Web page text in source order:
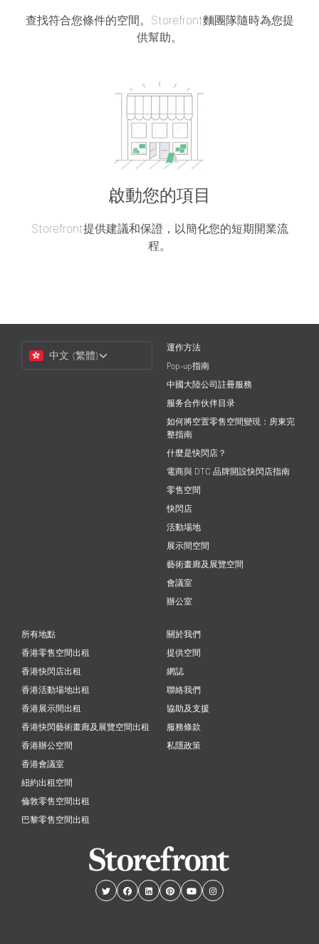
查找符合您條件的空間。Storefront麵團隊隨時為您提
供幫助。
啟動您的項目
Storefront提供建議和保證，以簡化您的短期開業流
程。
Language
中文 (繁體)
運作方法
Pop-up指南
中國大陸公司註冊服務
服务合作伙伴目录
如何將空置零售空間變現：房東完
整指南
什麼是快閃店？
電商與 DTC 品牌開設快閃店指南
零售空間
快閃店
活動場地
展示間空間
藝術畫廊及展覽空間
會議室
辦公室
所有地點
香港零售空間出租
香港快閃店出租
香港活動場地出租
香港展示間出租
香港快閃藝術畫廊及展覽空間出租
香港辦公空間
香港會議室
紐約出租空間
倫敦零售空間出租
巴黎零售空間出租
關於我們
提供空間
網誌
聯絡我們
協助及支援
服務條款
私隱政策